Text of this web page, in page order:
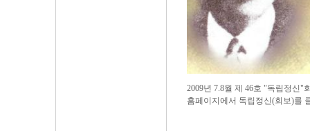
2009년 7.8월 제 46호 "독립정신"
홈페이지에서 독립정신(회보)를